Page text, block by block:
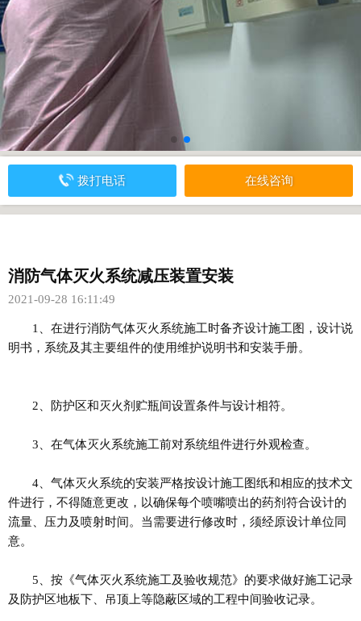
拨打电话 在线咨询
消防气体灭火系统减压装置安装
2021-09-28 16:11:49
1、在进行消防气体灭火系统施工时备齐设计施工图，设计说
明书，系统及其主要组件的使用维护说明书和安装手册。
2、防护区和灭火剂贮瓶间设置条件与设计相符。
3、在气体灭火系统施工前对系统组件进行外观检查。
4、气体灭火系统的安装严格按设计施工图纸和相应的技术文
件进行，不得随意更改，以确保每个喷嘴喷出的药剂符合设计的
流量、压力及喷射时间。当需要进行修改时，须经原设计单位同
意。
5、按《气体灭火系统施工及验收规范》的要求做好施工记录
及防护区地板下、吊顶上等隐蔽区域的工程中间验收记录。